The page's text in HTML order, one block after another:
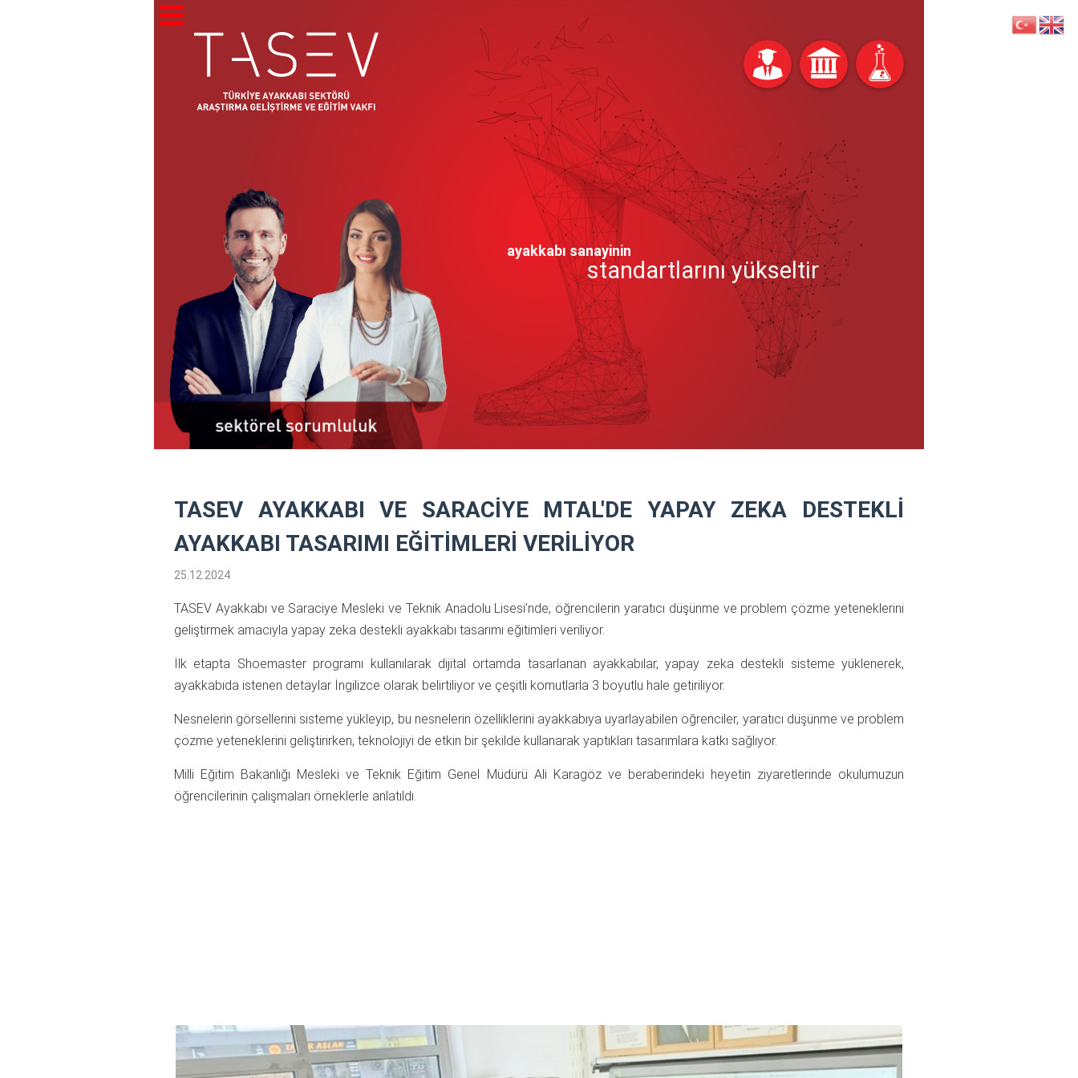
ayakkabı sanayinin
standartlarını yükseltir
TASEV AYAKKABI VE SARACİYE MTAL'DE YAPAY ZEKA DESTEKLİ
AYAKKABI TASARIMI EĞİTİMLERİ VERİLİYOR
25.12.2024
TASEV Ayakkabı ve Saraciye Mesleki ve Teknik Anadolu Lisesi’nde, öğrencilerin yaratıcı düşünme ve problem çözme yeteneklerini
geliştirmek amacıyla yapay zeka destekli ayakkabı tasarımı eğitimleri veriliyor.
İlk etapta Shoemaster programı kullanılarak dijital ortamda tasarlanan ayakkabılar, yapay zeka destekli sisteme yüklenerek,
ayakkabıda istenen detaylar İngilizce olarak belirtiliyor ve çeşitli komutlarla 3 boyutlu hale getiriliyor.
Nesnelerin görsellerini sisteme yükleyip, bu nesnelerin özelliklerini ayakkabıya uyarlayabilen öğrenciler, yaratıcı düşünme ve problem
çözme yeteneklerini geliştirirken, teknolojiyi de etkin bir şekilde kullanarak yaptıkları tasarımlara katkı sağlıyor.
Milli Eğitim Bakanlığı Mesleki ve Teknik Eğitim Genel Müdürü Ali Karagöz ve beraberindeki heyetin ziyaretlerinde okulumuzun
öğrencilerinin çalışmaları örneklerle anlatıldı.